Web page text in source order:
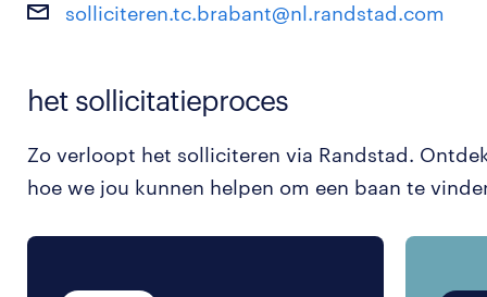
solliciteren.tc.brabant@nl.randstad.com
het sollicitatieproces
Zo verloopt het solliciteren via Randstad.
hoe we jou kunnen helpen om een baan te